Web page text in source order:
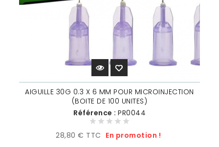
AIGUILLE 30G 0.3 X 6 MM POUR MICROINJECTION
(BOITE DE 100 UNITES)
Référence : PR0044
28,80 € TTC En promotion !